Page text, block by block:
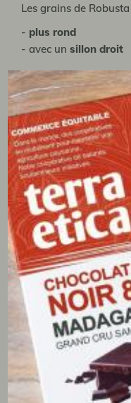
Les grains de
- plus rond
- avec un sillon droit
différence
complet
Critère
Production
Goût
Culture
Caféine
Productivité
Résistance